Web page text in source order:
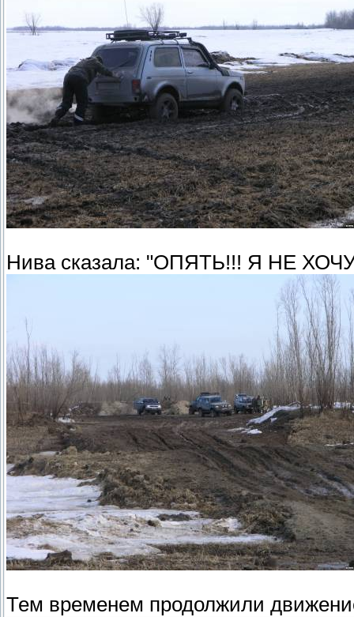
Нива сказала: "ОПЯТЬ!!! Я НЕ
Тем временем продолжили